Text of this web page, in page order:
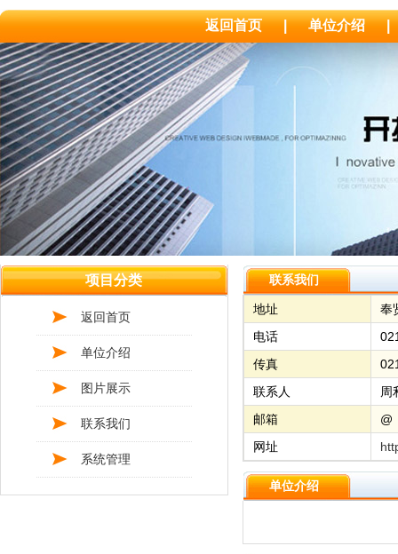
返回首页 | 单位介绍 |
项目分类
返回首页
单位介绍
图片展示
联系我们
系统管理
联系我们
地址
奉
电话
传真
联系人
邮箱
@
网址
单位介绍